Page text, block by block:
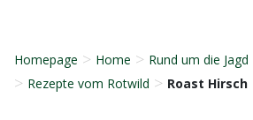
Homepage > Home > Rund um die Jagd
> Rezepte vom Rotwild > Roast Hirsch